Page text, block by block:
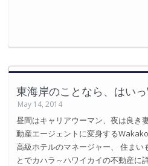
東海岸のことなら、はい
May 14, 2014
昼間はキャリアウーマン、夜は良き
動産エージェントに変身する
高級ホテルのマネージャー、 住まい
とでカハラ～ハワイカイの不動産に